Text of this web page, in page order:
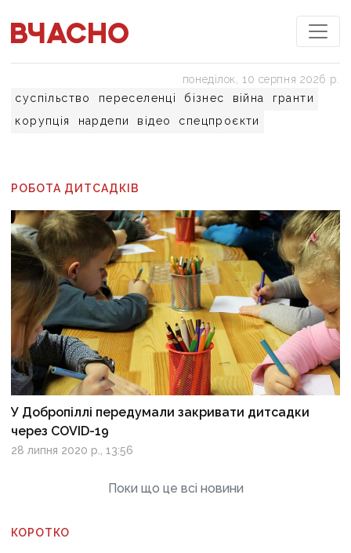
суспільство переселенці бізнес війна
гранти
корупція
нардепи відео спецпроєкти
понеділок, 10 серпня 2026 р.
РОБОТА ДИТСАДКІВ
У Добропіллі передумали закривати дитсадки
через COVID-19
28 липня 2020 р., 13:56
Поки що це всі новини
КОРОТКО